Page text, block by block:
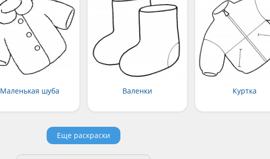
Маленькая шуба Валенки Куртка
Еще раскраски